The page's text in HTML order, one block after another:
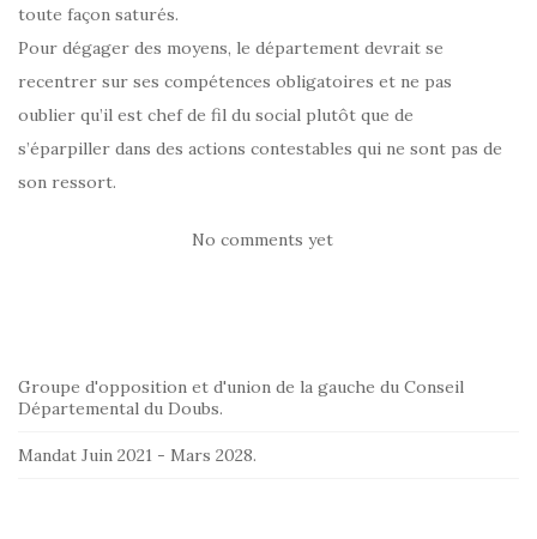
toute façon saturés.
Pour dégager des moyens, le département devrait se
recentrer sur ses compétences obligatoires et ne pas
oublier qu’il est chef de fil du social plutôt que de
s’éparpiller dans des actions contestables qui ne sont pas de
son ressort.
No comments yet
Groupe d'opposition et d'union de la gauche du Conseil
Départemental du Doubs.
Mandat Juin 2021 - Mars 2028.